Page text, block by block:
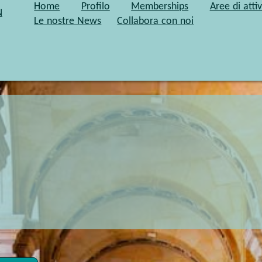
a contattarci : scoprirai in pochi minuti che possiamo
Home Profilo Memberships Aree di
Le nostre News
Collabora con noi